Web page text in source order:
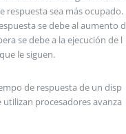
respuesta sea más ocupado.
se debe al aumento d
se debe a la ejecución de l
le siguen.
de respuesta de un disp
procesadores avanza